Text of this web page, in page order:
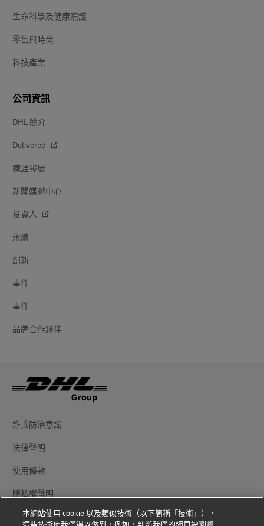
生命科學及健康照護
零售與時尚
科技產業
公司資訊
DHL 簡介
Delivered
職涯發展
新聞媒體中心
投資人
永續
創新
事件
事件
品牌合作夥伴
詐欺防治意識
法律聲明
使用條款
隱私權聲明
其他資訊
本網站使用 cookie 以及類似技術（以下簡稱「技術」），